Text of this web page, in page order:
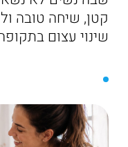
קטן, שיחה טובה
שינוי עצום